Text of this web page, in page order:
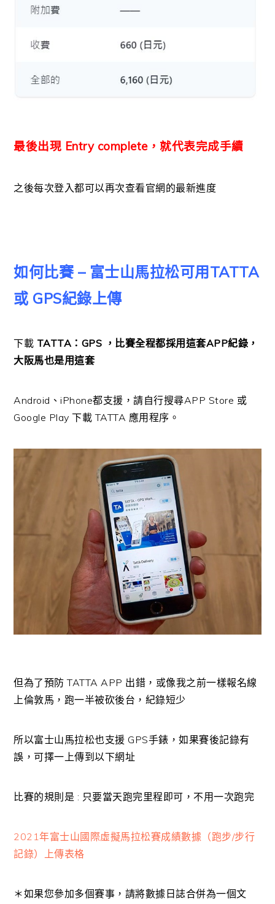
最後出現 Entry complete，就代表完成手續
之後每次登入都可以再次查看官網的最新進度
如何比賽 – 富士山馬拉松可用TATTA
或 GPS紀錄上傳
下載 TATTA：GPS ，比賽全程都採用這套APP紀錄，
大阪馬也是用這套
Android、iPhone都支援，請自行搜尋APP Store 或
Google Play 下載 TATTA 應用程序。
但為了預防 TATTA APP 出錯，或像我之前一樣報名線
上倫敦馬，跑一半被砍後台，紀錄短少
所以富士山馬拉松也支援 GPS手錶，如果賽後記錄有
誤，可擇一上傳到以下網址
比賽的規則是 : 只要當天跑完里程即可，不用一次跑完
2021年富士山國際虛擬馬拉松賽成績數據（跑步/步行
記錄）上傳表格
＊如果您參加多個賽事，請將數據日誌合併為一個文